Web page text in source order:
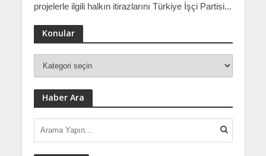
projelerle ilgili halkın itirazlarını Türkiye İşçi Partisi...
Konular
Haber Ara